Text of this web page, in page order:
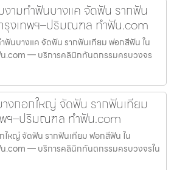
ามทำฟันบางแค จัดฟัน รากฟัน
รุงเทพฯ–ปริมณฑล ทำฟัน.com
ฟันบางแค จัดฟัน รากฟันเทียม ฟอกสีฟัน ใน
.com — บริการคลินิกทันตกรรมครบวงจร
งกอกใหญ่ จัดฟัน รากฟันเทียม
ฯ–ปริมณฑล ทำฟัน.com
หญ่ จัดฟัน รากฟันเทียม ฟอกสีฟัน ใน
.com — บริการคลินิกทันตกรรมครบวงจรใน